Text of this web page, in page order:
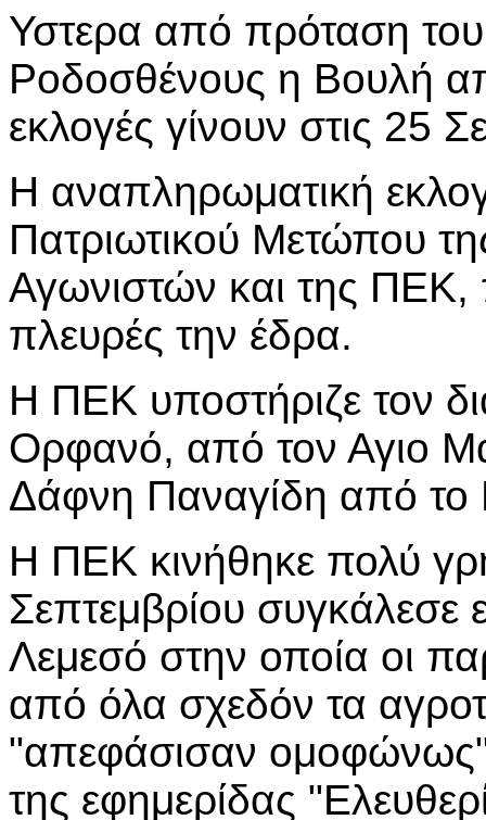
Υστερα από πρόταση του
Ροδοσθένους η Βουλή
εκλογές γίνουν στις 25
Η αναπληρωματική
Πατριωτικού Μετώπου
Αγωνιστών και της ΠΕΚ,
πλευρές την έδρα.
Η ΠΕΚ υποστήριζε τον
Ορφανό, από τον Αγιο
Δάφνη Παναγίδη από
Η ΠΕΚ κινήθηκε πολύ
Σεπτεμβρίου
Λεμεσό στην οποία οι
από όλα σχεδόν τα
"απεφάσισαν
της εφημερίδας